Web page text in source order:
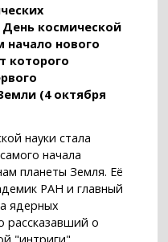
космической
начало нового
которого
(4 октября
науки стала
начала
планеты Земля. Её
РАН и главный
ядерных
рассказавший о
"интриги"